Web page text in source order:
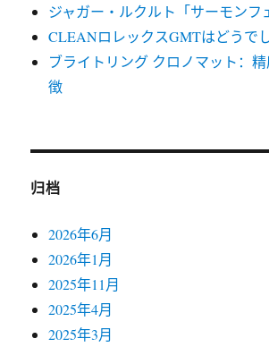
ジャガー・ルクルト「サーモンフ
CLEANロレックスGMTはどうで
ブライトリング クロノマット：
徴
归档
2026年6月
2026年1月
2025年11月
2025年4月
2025年3月